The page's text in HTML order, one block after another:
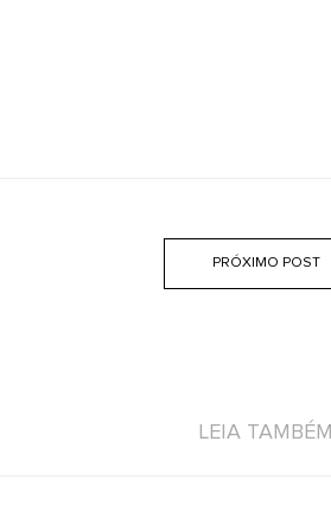
PRÓXIMO POST
LEIA TAMBÉM